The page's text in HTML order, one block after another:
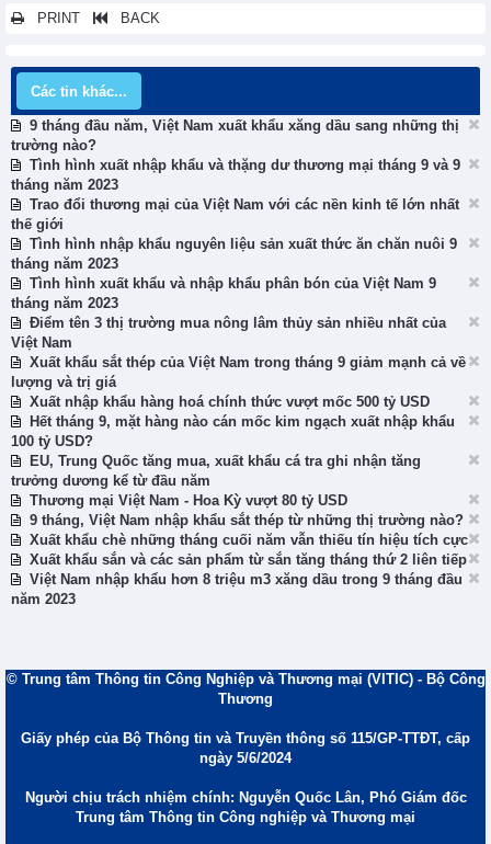
PRINT BACK
Các tin khác...
9 tháng đầu năm, Việt Nam xuất khẩu xăng dầu sang những thị
trường nào?
Tình hình xuất nhập khẩu và thặng dư thương mại tháng 9 và 9
tháng năm 2023
Trao đổi thương mại của Việt Nam với các nền kinh tế lớn nhất
thế giới
Tình hình nhập khẩu nguyên liệu sản xuất thức ăn chăn nuôi 9
tháng năm 2023
Tình hình xuất khẩu và nhập khẩu phân bón của Việt Nam 9
tháng năm 2023
Điểm tên 3 thị trường mua nông lâm thủy sản nhiều nhất của
Việt Nam
Xuất khẩu sắt thép của Việt Nam trong tháng 9 giảm mạnh cả về
lượng và trị giá
Xuất nhập khẩu hàng hoá chính thức vượt mốc 500 tỷ USD
Hết tháng 9, mặt hàng nào cán mốc kim ngạch xuất nhập khẩu
100 tỷ USD?
EU, Trung Quốc tăng mua, xuất khẩu cá tra ghi nhận tăng
trưởng dương kể từ đầu năm
Thương mại Việt Nam - Hoa Kỳ vượt 80 tỷ USD
9 tháng, Việt Nam nhập khẩu sắt thép từ những thị trường nào?
Xuất khẩu chè những tháng cuối năm vẫn thiếu tín hiệu tích cực
Xuất khẩu sắn và các sản phẩm từ sắn tăng tháng thứ 2 liên tiếp
Việt Nam nhập khẩu hơn 8 triệu m3 xăng dầu trong 9 tháng đầu
năm 2023
© Trung tâm Thông tin Công Nghiệp và Thương mại (VITIC) - Bộ Công
Thương
Giấy phép của Bộ Thông tin và Truyền thông số 115/GP-TTĐT, cấp
ngày 5/6/2024
Người chịu trách nhiệm chính: Nguyễn Quốc Lân, Phó Giám đốc
Trung tâm Thông tin Công nghiệp và Thương mại